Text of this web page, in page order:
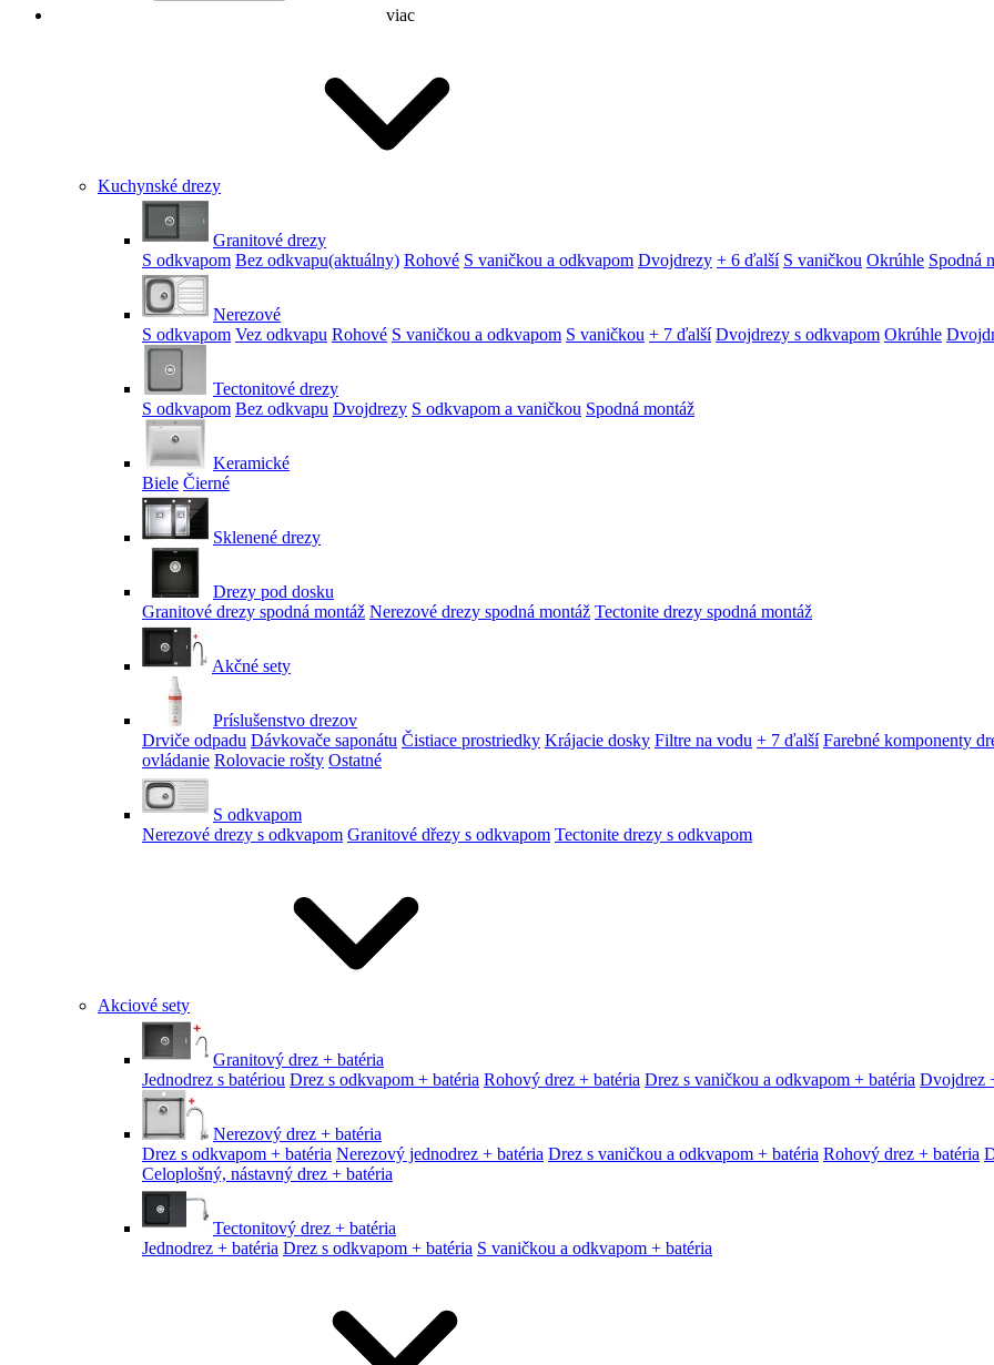
viac
Kuchynské drezy
Granitové drezy
S odkvapom Bez odkvapu(aktuálny) Rohové S vaničkou a odkvapom Dvojdrezy + 6 ďalší S vaničkou Okrúhle Spodná
Nerezové
S odkvapom Vez odkvapu Rohové S vaničkou a odkvapom S vaničkou + 7 ďalší Dvojdrezy s odkvapom Okrúhle
Tectonitové drezy
S odkvapom Bez odkvapu Dvojdrezy S odkvapom a vaničkou Spodná montáž
Keramické
Biele Čierné
Sklenené drezy
Drezy pod dosku
Granitové drezy spodná montáž Nerezové drezy spodná montáž Tectonite drezy spodná montáž
Akčné sety
Príslušenstvo drezov
Drviče odpadu Dávkovače saponátu Čistiace prostriedky Krájacie dosky Filtre na vodu + 7 ďalší Farebné komponenty
ovládanie Rolovacie rošty Ostatné
S odkvapom
Nerezové drezy s odkvapom Granitové dřezy s odkvapom Tectonite drezy s odkvapom
Akciové sety
Granitový drez + batéria
Jednodrez s batériou Drez s odkvapom + batéria Rohový drez + batéria Drez s vaničkou a odkvapom + batéria Dvojdrez
Nerezový drez + batéria
Drez s odkvapom + batéria Nerezový jednodrez + batéria Drez s vaničkou a odkvapom + batéria Rohový drez + batéria
Celoplošný, nástavný drez + batéria
Tectonitový drez + batéria
Jednodrez + batéria Drez s odkvapom + batéria S vaničkou a odkvapom + batéria